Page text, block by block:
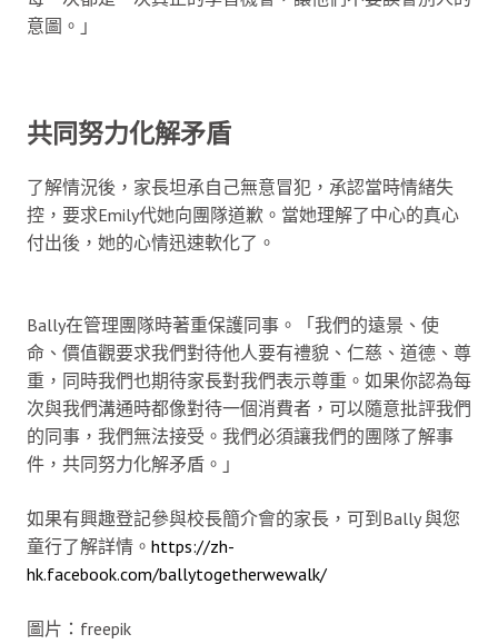
意圖。」
共同努力化解矛盾
了解情況後，家長坦承自己無意冒犯，承認當時情緒失
控，要求Emily代她向團隊道歉。當她理解了中心的真心
付出後，她的心情迅速軟化了。
Bally在管理團隊時著重保護同事。「我們的遠景、使
命、價值觀要求我們對待他人要有禮貌、仁慈、道德、尊
重，同時我們也期待家長對我們表示尊重。如果你認為每
次與我們溝通時都像對待一個消費者，可以隨意批評我們
的同事，我們無法接受。我們必須讓我們的團隊了解事
件，共同努力化解矛盾。」
如果有興趣登記參與校長簡介會的家長，可到Bally 與您
童行了解詳情。 https://zh-
hk.facebook.com/ballytogetherwewalk/
圖片：freepik